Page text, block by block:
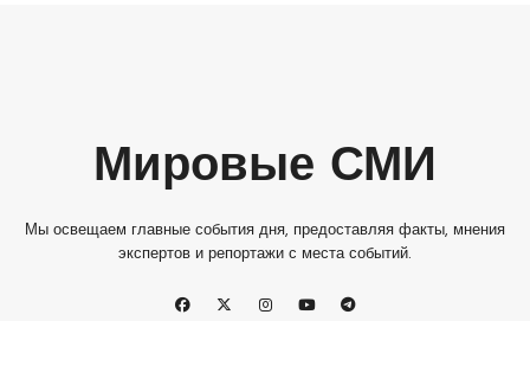
Мировые СМИ
Мы освещаем главные события дня, предоставляя факты, мнения
экспертов и репортажи с места событий.